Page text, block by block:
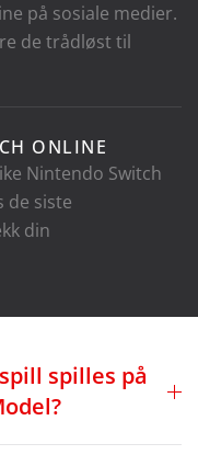
på sosiale medier.
de trådløst til
ONLINE
Nintendo Switch
de siste
din
spilles på